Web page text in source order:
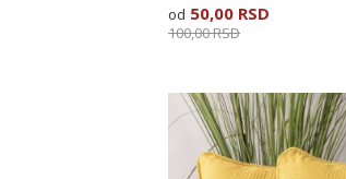
50,00 RSD
100,00RSD